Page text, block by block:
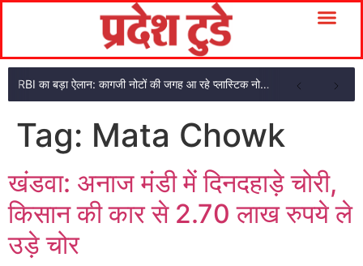
RBI का बड़ा ऐलान: कागजी नोटों की जगह आ रहे प्लास्टिक नोट, ₹10-₹20 के नोट बदल जाएंगे
Tag: Mata Chowk
खंडवा: अनाज मंडी में दिनदहाड़े चोरी,
किसान की कार से 2.70 लाख रुपये ले
उड़े चोर